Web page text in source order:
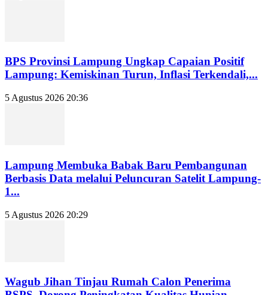
BPS Provinsi Lampung Ungkap Capaian Positif
Lampung: Kemiskinan Turun, Inflasi Terkendali,...
5 Agustus 2026 20:36
Lampung Membuka Babak Baru Pembangunan
Berbasis Data melalui Peluncuran Satelit Lampung-
1...
5 Agustus 2026 20:29
Wagub Jihan Tinjau Rumah Calon Penerima